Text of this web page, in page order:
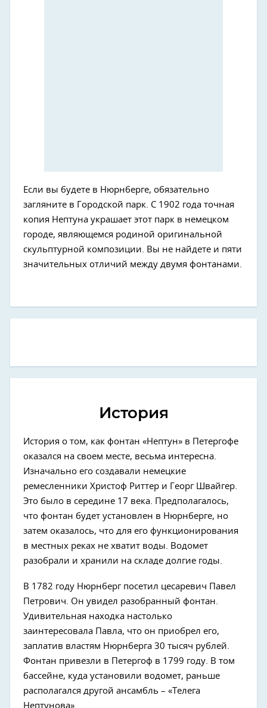
Если вы будете в Нюрнберге, обязательно
загляните в Городской парк. С 1902 года точная
копия Нептуна украшает этот парк в немецком
городе, являющемся родиной оригинальной
скульптурной композиции. Вы не найдете и пяти
значительных отличий между двумя фонтанами.
История
История о том, как фонтан «Нептун» в Петергофе
оказался на своем месте, весьма интересна.
Изначально его создавали немецкие
ремесленники Христоф Риттер и Георг Швайгер.
Это было в середине 17 века. Предполагалось,
что фонтан будет установлен в Нюрнберге, но
затем оказалось, что для его функционирования
в местных реках не хватит воды. Водомет
разобрали и хранили на складе долгие годы.
В 1782 году Нюрнберг посетил цесаревич Павел
Петрович. Он увидел разобранный фонтан.
Удивительная находка настолько
заинтересовала Павла, что он приобрел его,
заплатив властям Нюрнберга 30 тысяч рублей.
Фонтан привезли в Петергоф в 1799 году. В том
бассейне, куда установили водомет, раньше
располагался другой ансамбль – «Телега
Нептунова».